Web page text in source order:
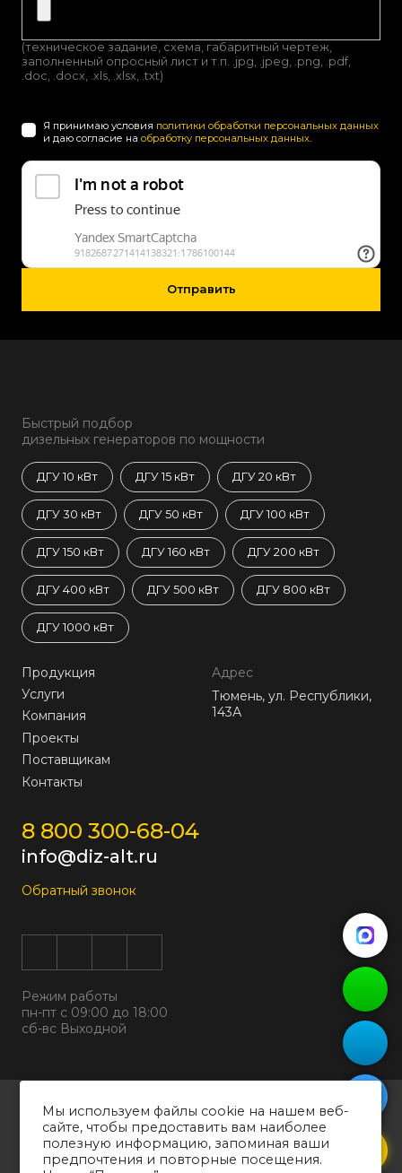
(техническое задание, схема, габаритный чертеж,
заполненный опросный лист и т.п. .jpg, .jpeg, .png, .pdf,
.doc, .docx, .xls, .xlsx, .txt)
Я принимаю условия политики обработки персональных данных
и даю согласие на обработку персональных данных
Отправить
Быстрый подбор
дизельных генераторов по мощности
ДГУ 10 кВт ДГУ 15 кВт ДГУ 20 кВт
ДГУ 30 кВт ДГУ 50 кВт ДГУ 100 кВт
ДГУ 150 кВт ДГУ 160 кВт ДГУ 200 кВт
ДГУ 400 кВт ДГУ 500 кВт ДГУ 800 кВт
ДГУ 1000 кВт
Продукция
Услуги
Компания
Проекты
Поставщикам
Контакты
Адрес
Тюмень, ул. Республики,
143А
8 800 300-68-04
info@diz-alt.ru
Обратный звонок
Режим работы
пн-пт с 09:00 до 18:00
сб-вс Выходной
Все права защищены © 2026
ООО "ДИЗАЛЬТ"
ИНН 6318069799 ОГРН 1226300038194
Политика конфиденциальности
Мы используем файлы cookie на нашем веб-
сайте, чтобы предоставить вам наиболее
полезную информацию, запоминая ваши
предпочтения и повторные посещения.